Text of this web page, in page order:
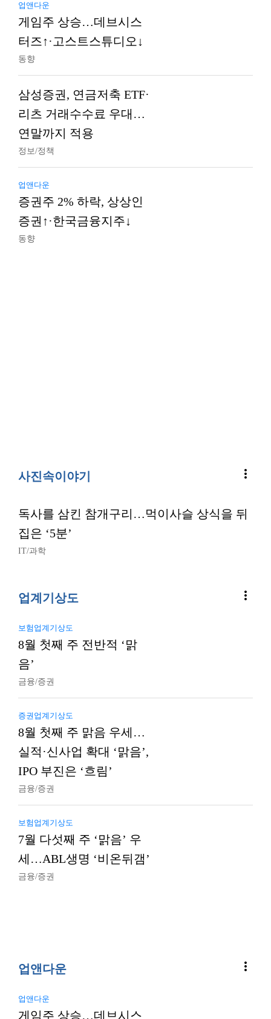
업앤다운
게임주 상승…데브시스
터즈↑·고스트스튜디오↓
동향
삼성증권, 연금저축 ETF·
리츠 거래수수료 우대…
연말까지 적용
정보/정책
업앤다운
증권주 2% 하락, 상상인
증권↑·한국금융지주↓
동향
사진속이야기 more_vert
독사를 삼킨 참개구리…먹이사슬 상식을 뒤
집은 ‘5분’
IT/과학
업계기상도 more_vert
보험업계기상도
8월 첫째 주 전반적 ‘맑
음’
금융/증권
증권업계기상도
8월 첫째 주 맑음 우세…
실적·신사업 확대 ‘맑음’,
IPO 부진은 ‘흐림’
금융/증권
보험업계기상도
7월 다섯째 주 ‘맑음’ 우
세…ABL생명 ‘비온뒤갬’
금융/증권
업앤다운 more_vert
업앤다운
게임주 상승…데브시스